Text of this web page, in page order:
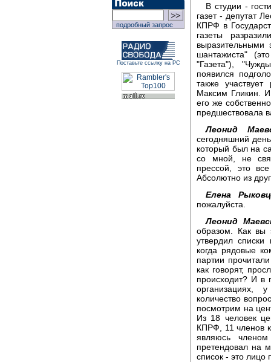
подробный запрос
Поставьте ссылку на РС
В студии -
газет - депутат
КПРФ в
газеты
выразительными
шантажиста"
"Газета"),
появился
также
Максим Гликин.
его же
предшествовала
Леонид
сегодняшний
который был на
со мной, не
прессой, это
Абсолютно из
Елена
пожалуйста.
Леонид
образом. Как вы
утвердил
когда рядовые
партии
как говорят,
происходит? И в
организациях,
количество
посмотрим на
Из 18 человек
КПРФ, 11 членов
являюсь
претендовал на
список - это лицо